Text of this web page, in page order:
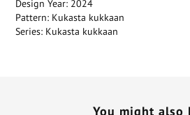
Design Year: 2024
Pattern: Kukasta kukkaan
Series: Kukasta kukkaan
You might also